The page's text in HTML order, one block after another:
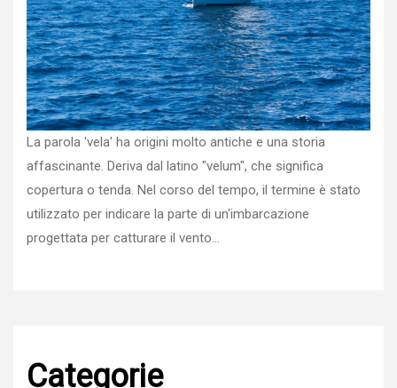
La parola 'vela' ha origini molto antiche e una storia
affascinante. Deriva dal latino "velum", che significa
copertura o tenda. Nel corso del tempo, il termine è stato
utilizzato per indicare la parte di un'imbarcazione
progettata per catturare il vento…
Categorie